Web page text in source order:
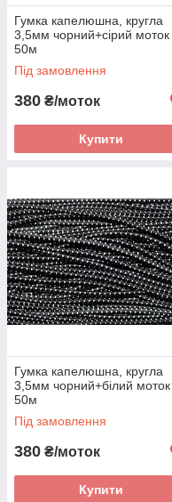
Гумка капелюшна, кругла
3,5мм чорний+сірий моток
50м
Під замовлення
380 ₴/моток
Купити
Гумка капелюшна, кругла
3,5мм чорний+білий моток
50м
Під замовлення
380 ₴/моток
Купити